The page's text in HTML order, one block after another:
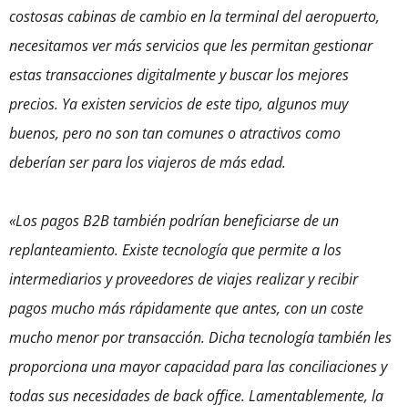
costosas cabinas de cambio en la terminal del aeropuerto,
necesitamos ver más servicios que les permitan gestionar
estas transacciones digitalmente y buscar los mejores
precios. Ya existen servicios de este tipo, algunos muy
buenos, pero no son tan comunes o atractivos como
deberían ser para los viajeros de más edad.
«Los pagos B2B también podrían beneficiarse de un
replanteamiento. Existe tecnología que permite a los
intermediarios y proveedores de viajes realizar y recibir
pagos mucho más rápidamente que antes, con un coste
mucho menor por transacción. Dicha tecnología también les
proporciona una mayor capacidad para las conciliaciones y
todas sus necesidades de back office. Lamentablemente, la